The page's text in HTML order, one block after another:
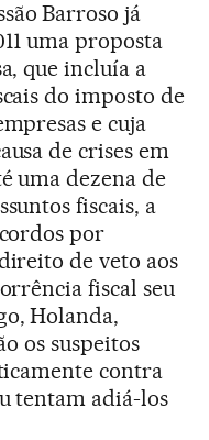
Barroso já
uma proposta
que incluía a
do imposto de
e cuja
de crises em
uma dezena de
fiscais, a
por
de veto aos
fiscal seu
Holanda,
os suspeitos
contra
tentam adiá-los